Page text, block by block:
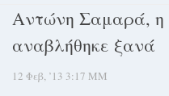
Στοχασμοί &
Διαφήμιση
Γίνετε συνδρομητής
Αντώνη Σαμαρά, η
αναβλήθηκε ξανά
12 Φεβ, ’13 3:17 ΜΜ